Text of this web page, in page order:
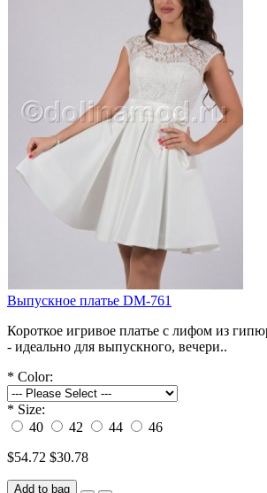
Выпускное платье DM-761
Короткое игривое платье с лифом из
- идеально для выпускного, вечери..
* Color:
* Size:
40
42 44
46
$54.72 $30.78
Add to bag